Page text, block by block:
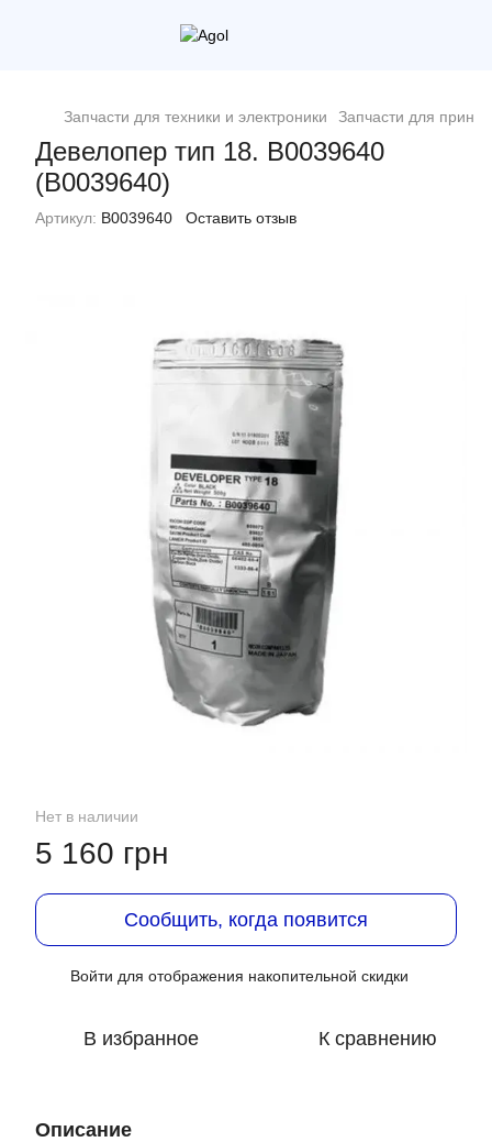
Запчасти для техники и электроники Запчасти для
Девелопер тип 18. B0039640
(B0039640)
Артикул: B0039640 Оставить отзыв
Нет в наличии
5 160 грн
Сообщить, когда появится
Войти для отображения накопительной скидки
В избранное К сравнению
Описание